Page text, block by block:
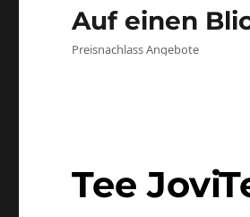
Auf einen
Preisnachlass Angebote
Tee